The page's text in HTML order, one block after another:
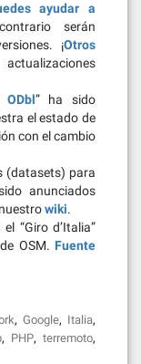
ayudar a
serán
¡Otros
” ha sido
el estado de
con el cambio
(datasets) para
anunciados
wiki.
“Giro d’Italia”
OSM. Fuente
, Google, Italia,
, PHP,terremoto,